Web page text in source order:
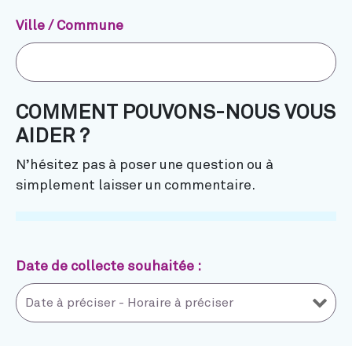
Ville / Commune
COMMENT POUVONS-NOUS VOUS
AIDER ?
N’hésitez pas à poser une question ou à
simplement laisser un commentaire.
Date de collecte souhaitée :